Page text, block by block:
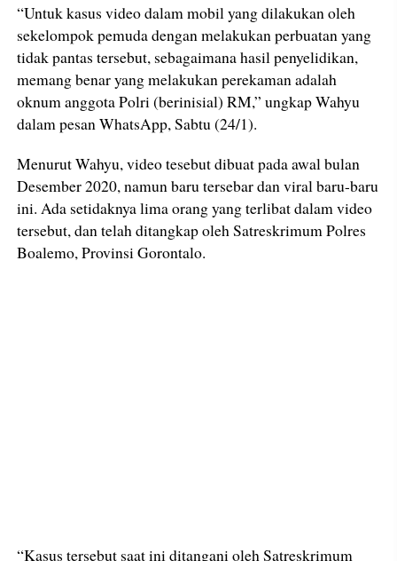
“Untuk kasus video dalam mobil yang dilakukan oleh
sekelompok pemuda dengan melakukan perbuatan yang
tidak pantas tersebut, sebagaimana hasil penyelidikan,
memang benar yang melakukan perekaman adalah
oknum anggota Polri (berinisial) RM,” ungkap Wahyu
dalam pesan WhatsApp, Sabtu (24/1).
Menurut Wahyu, video tesebut dibuat pada awal bulan
Desember 2020, namun baru tersebar dan viral baru-baru
ini. Ada setidaknya lima orang yang terlibat dalam video
tersebut, dan telah ditangkap oleh Satreskrimum Polres
Boalemo, Provinsi Gorontalo.
“Kasus tersebut saat ini ditangani oleh Satreskrimum